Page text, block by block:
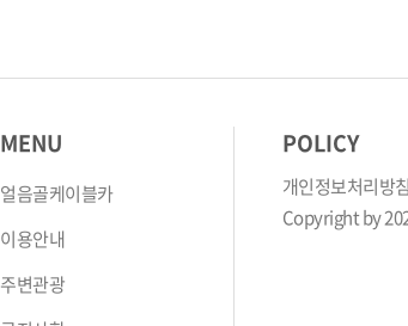
MENU
얼음골케이블카
이용안내
주변관광
POLICY
개인정보처리방
Copyright by